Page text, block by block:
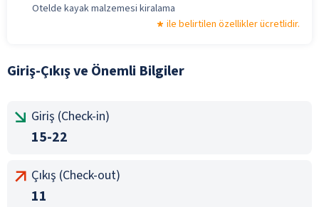
Otelde kayak malzemesi kiralama
ile belirtilen özellikler ücretlidir.
Giriş-Çıkış ve Önemli Bilgiler
Giriş (Check-in)
15-22
Çıkış (Check-out)
11